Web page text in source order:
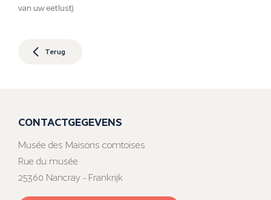
van uw eetlust)
Terug
CONTACTGEGEVENS
Musée des Maisons comtoises
Rue du musée
25360 Nancray - Frankrijk